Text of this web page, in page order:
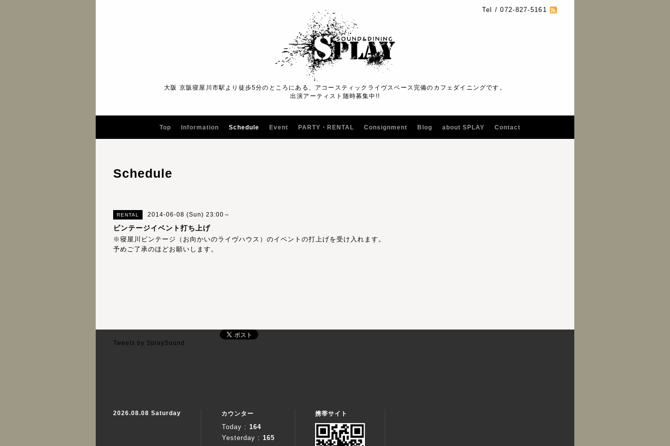
Tel / 072-827-5161
大阪 京阪寝屋川市駅より徒歩5分のところにある、アコースティックライヴスペース完備のカフェダイニングです。
出演アーティスト随時募集中!!
Top Information Schedule Event PARTY・RENTAL Consignment Blog about SPLAY Contact
Schedule
RENTAL 2014-06-08 (Sun) 23:00～
ビンテージイベント打ち上げ
※寝屋川ビンテージ（お向かいのライヴハウス）のイベントの打上げを受け入れます。
予めご了承のほどお願いします。
Tweets by SplaySound
2026.08.08 Saturday カウンター
Today : 164
Yesterday : 165
携帯サイト